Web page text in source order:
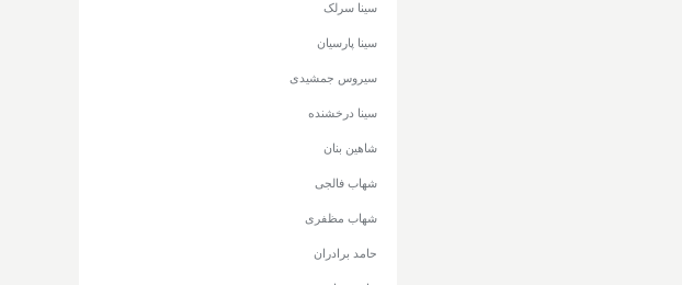
سینا سرلک
سینا پارسیان
سیروس جمشیدی
سینا درخشنده
شاهین بنان
شهاب فالجی
شهاب مظفری
حامد برادران